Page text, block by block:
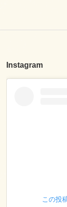
Instagram
この投